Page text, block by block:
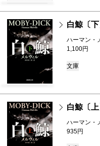
白鯨〔下
ハーマン・
1,100円
文庫
白鯨〔上
ハーマン・
935円